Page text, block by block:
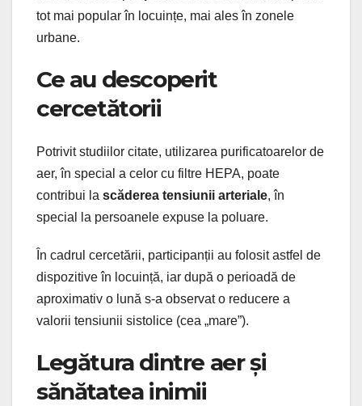
tot mai popular în locuințe, mai ales în zonele
urbane.
Ce au descoperit
cercetătorii
Potrivit studiilor citate, utilizarea purificatoarelor de
aer, în special a celor cu filtre HEPA, poate
contribui la scăderea tensiunii arteriale, în
special la persoanele expuse la poluare.
În cadrul cercetării, participanții au folosit astfel de
dispozitive în locuință, iar după o perioadă de
aproximativ o lună s-a observat o reducere a
valorii tensiunii sistolice (cea „mare”).
Legătura dintre aer și
sănătatea inimii